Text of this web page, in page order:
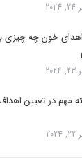
اهدای خون چه
مهم در تعیین